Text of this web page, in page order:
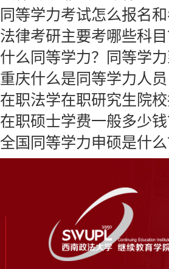
同等学力考试怎么报名
法律考研主要考哪些科
什么同等学力？同等学
重庆什么是同等学力人员
在职法学在职研究生院
在职硕士学费一般多少
全国同等学力申硕是什